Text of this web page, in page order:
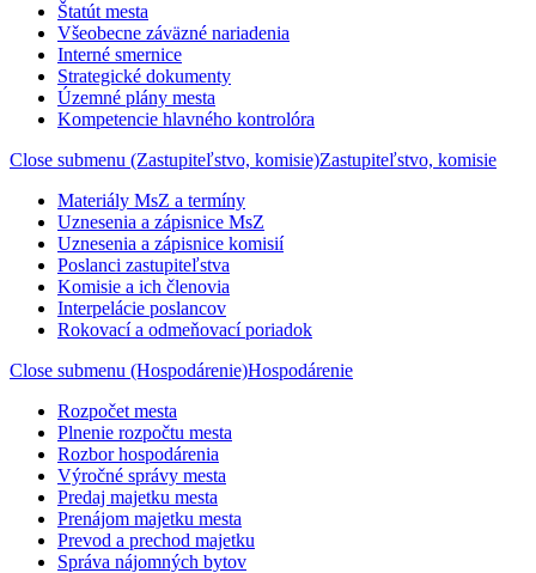
Štatút mesta
Všeobecne záväzné nariadenia
Interné smernice
Strategické dokumenty
Územné plány mesta
Kompetencie hlavného kontrolóra
Close submenu (Zastupiteľstvo, komisie)Zastupiteľstvo, komisie
Materiály MsZ a termíny
Uznesenia a zápisnice MsZ
Uznesenia a zápisnice komisií
Poslanci zastupiteľstva
Komisie a ich členovia
Interpelácie poslancov
Rokovací a odmeňovací poriadok
Close submenu (Hospodárenie)Hospodárenie
Rozpočet mesta
Plnenie rozpočtu mesta
Rozbor hospodárenia
Výročné správy mesta
Predaj majetku mesta
Prenájom majetku mesta
Prevod a prechod majetku
Správa nájomných bytov